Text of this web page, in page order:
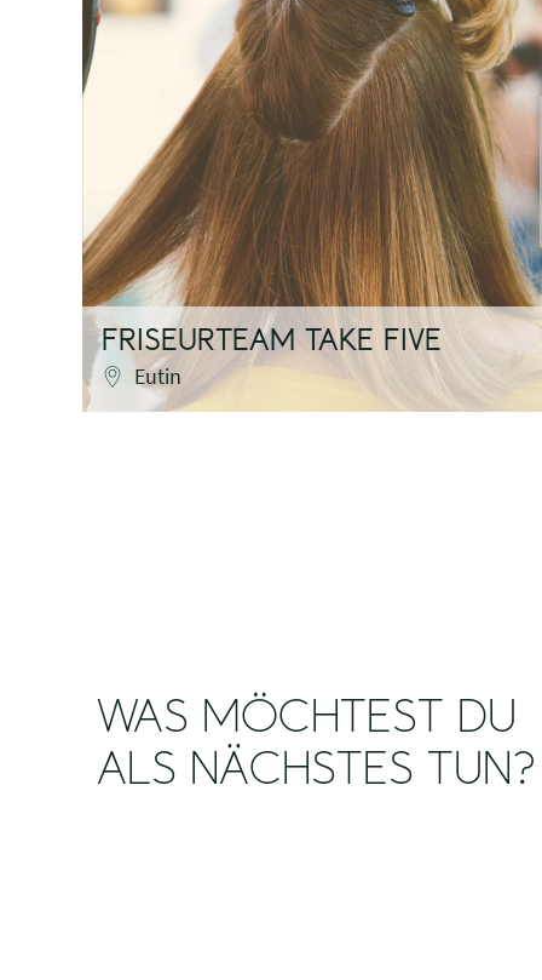
FRISEURTEAM TAKE FIVE
Eutin
WAS MÖCHTEST DU
ALS NÄCHSTES TUN?